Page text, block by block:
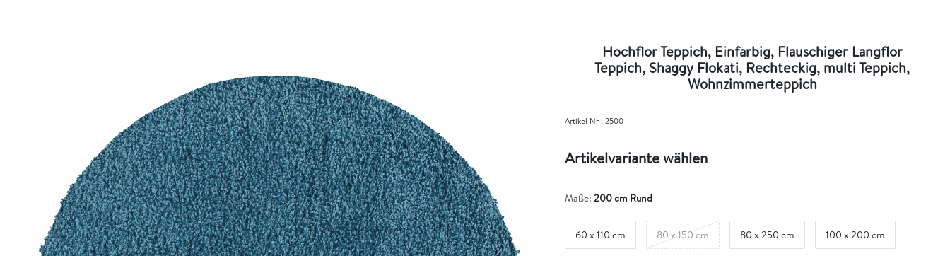
Hochflor Teppich, Einfarbig, Flauschiger Langflor
Teppich, Shaggy Flokati, Rechteckig, multi Teppich,
Wohnzimmerteppich
Artikel Nr :2500
Artikelvariante wählen
Maße: 200 cm Rund
60 x 110 cm 80 x 150 cm 80 x 250 cm 100 x 200 cm